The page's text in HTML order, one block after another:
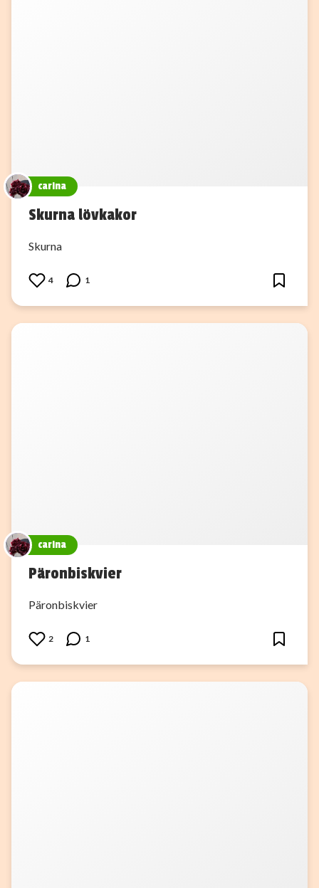
carina
Skurna lövkakor
Skurna
4 1
carina
Päronbiskvier
Päronbiskvier
2 1